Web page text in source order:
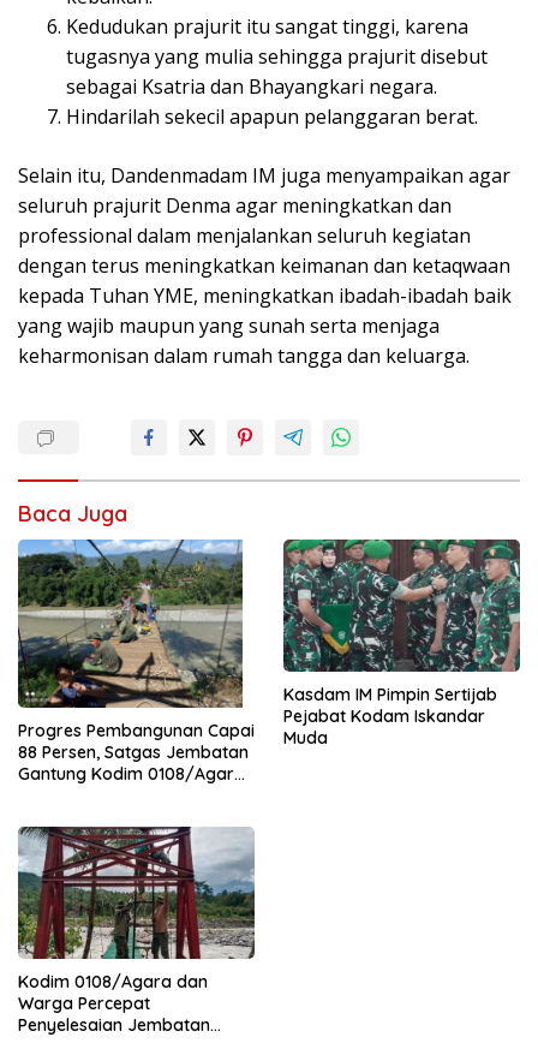
Kedudukan prajurit itu sangat tinggi, karena
tugasnya yang mulia sehingga prajurit disebut
sebagai Ksatria dan Bhayangkari negara.
Hindarilah sekecil apapun pelanggaran berat.
Selain itu, Dandenmadam IM juga menyampaikan agar
seluruh prajurit Denma agar meningkatkan dan
professional dalam menjalankan seluruh kegiatan
dengan terus meningkatkan keimanan dan ketaqwaan
kepada Tuhan YME, meningkatkan ibadah-ibadah baik
yang wajib maupun yang sunah serta menjaga
keharmonisan dalam rumah tangga dan keluarga.
Baca Juga
Progres Pembangunan Capai
88 Persen, Satgas Jembatan
Gantung Kodim 0108/Agara
Kasdam IM Pimpin Sertijab
Pejabat Kodam Iskandar
Muda
Kodim 0108/Agara dan
Warga Percepat
Penyelesaian Jembatan